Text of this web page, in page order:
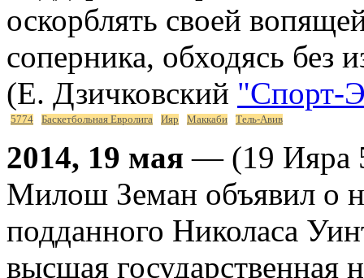
оскорблять своей
соперника, обходясь без
(Е. Дзичковский "Спорт-
5774 Баскетбольная Евролига Ияр Маккаби Тель-Авив
2014, 19 мая — (19 Ияра
Милош Земан объявил о
подданного Николаса
высшая государственная